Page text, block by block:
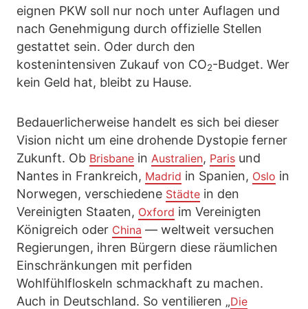
eignen PKW soll nur noch unter Auflagen und
nach Genehmigung durch offizielle Stellen
gestattet sein. Oder durch den
kostenintensiven Zukauf von CO2-Budget. Wer
kein Geld hat, bleibt zu Hause.
Bedauerlicherweise handelt es sich bei dieser
Vision nicht um eine drohende Dystopie ferner
Zukunft. Ob Brisbane in Australien, Paris und
Nantes in Frankreich, Madrid in Spanien, Oslo in
Norwegen, verschiedene Städte in den
Vereinigten Staaten, Oxford im Vereinigten
Königreich oder China — weltweit versuchen
Regierungen, ihren Bürgern diese räumlichen
Einschränkungen mit perfiden
Wohlfühlfloskeln schmackhaft zu machen.
Auch in Deutschland. So ventilieren „Die